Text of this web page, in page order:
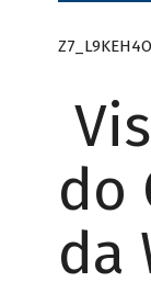
do
da